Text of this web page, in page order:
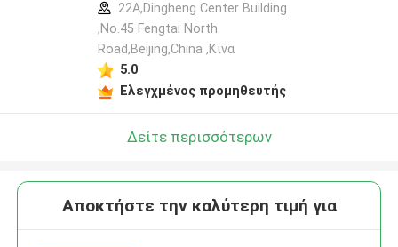
κατασκευαστή
22A,Dingheng Center Building
,No.45 Fengtai North
Road,Beijing,China ,Κίνα
5.0
Ελεγχμένος προμηθευτής
Δείτε περισσότερων
Αποκτήστε την καλύτερη τιμή για